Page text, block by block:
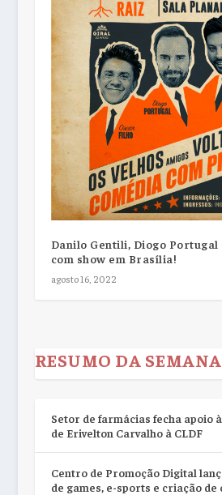
Danilo Gentili, Diogo Portugal
com show em Brasília!
agosto 16, 2022
RESUMO DA SEMANA
Setor de farmácias fecha apoio
de Erivelton Carvalho à CLDF
Centro de Promoção Digital
de games, e-sports e criação de